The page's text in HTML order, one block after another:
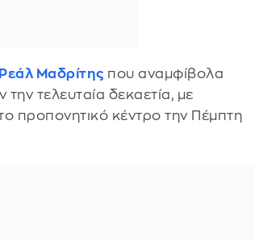
Ρεάλ Μαδρίτης που αναμφίβολα
την τελευταία δεκαετία, με
προπονητικό κέντρο την Πέμπτη